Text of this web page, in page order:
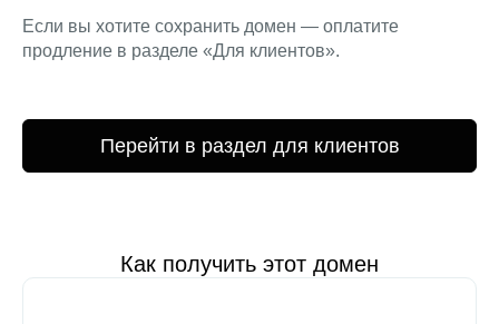
Если вы хотите сохранить домен — оплатите
продление в разделе «Для клиентов».
Перейти в раздел для клиентов
Как получить этот домен